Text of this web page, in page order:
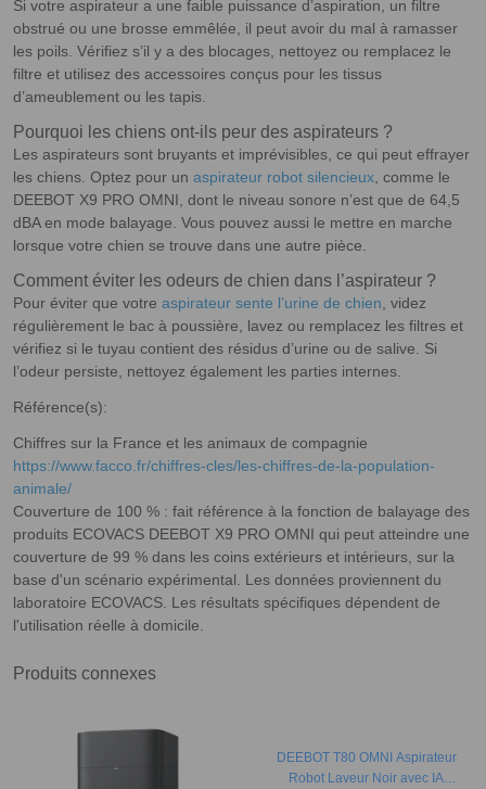
Si votre aspirateur a une faible puissance d’aspiration, un filtre
obstrué ou une brosse emmêlée, il peut avoir du mal à ramasser
les poils. Vérifiez s’il y a des blocages, nettoyez ou remplacez le
filtre et utilisez des accessoires conçus pour les tissus
d’ameublement ou les tapis.
Pourquoi les chiens ont-ils peur des aspirateurs ?
Les aspirateurs sont bruyants et imprévisibles, ce qui peut effrayer
les chiens. Optez pour un aspirateur robot silencieux, comme le
DEEBOT X9 PRO OMNI, dont le niveau sonore n’est que de 64,5
dBA en mode balayage. Vous pouvez aussi le mettre en marche
lorsque votre chien se trouve dans une autre pièce.
Comment éviter les odeurs de chien dans l’aspirateur ?
Pour éviter que votre aspirateur sente l’urine de chien, videz
régulièrement le bac à poussière, lavez ou remplacez les filtres et
vérifiez si le tuyau contient des résidus d’urine ou de salive. Si
l’odeur persiste, nettoyez également les parties internes.
Référence(s):
Chiffres sur la France et les animaux de compagnie
https://www.facco.fr/chiffres-cles/les-chiffres-de-la-population-
animale/
Couverture de 100 % : fait référence à la fonction de balayage des
produits ECOVACS DEEBOT X9 PRO OMNI qui peut atteindre une
couverture de 99 % dans les coins extérieurs et intérieurs, sur la
base d'un scénario expérimental. Les données proviennent du
laboratoire ECOVACS. Les résultats spécifiques dépendent de
l'utilisation réelle à domicile.
Produits connexes
DEEBOT T80 OMNI Aspirateur
Robot Laveur Noir avec IA